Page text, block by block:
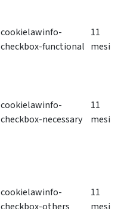
cookielawinfo-
checkbox-functional
11
mesi
cookielawinfo-
checkbox-necessary
11
mesi
cookielawinfo-
11